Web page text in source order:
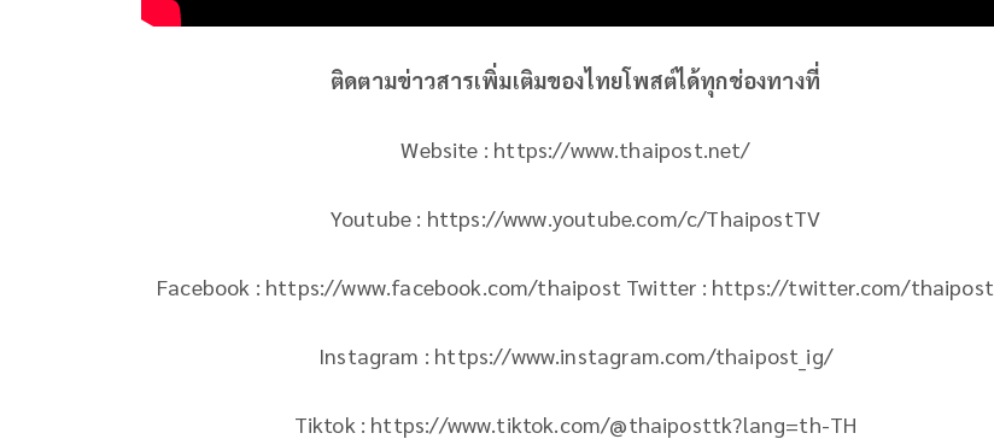
ติดตามข่าวสารเพิ่มเติมของไทยโพสต์ได้ทุกช่องทางที่
Website : https://www.thaipost.net/
Youtube : https://www.youtube.com/c/ThaipostTV
Facebook : https://www.facebook.com/thaipost Twitter : https://twitter.com/thaipost
Instagram : https://www.instagram.com/thaipost_ig/
Tiktok : https://www.tiktok.com/@thaiposttk?lang=th-TH